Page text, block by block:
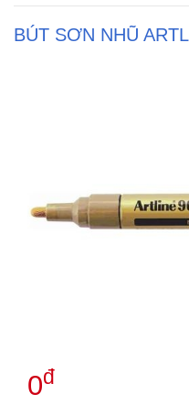
BÚT SƠN NHŨ
0đ